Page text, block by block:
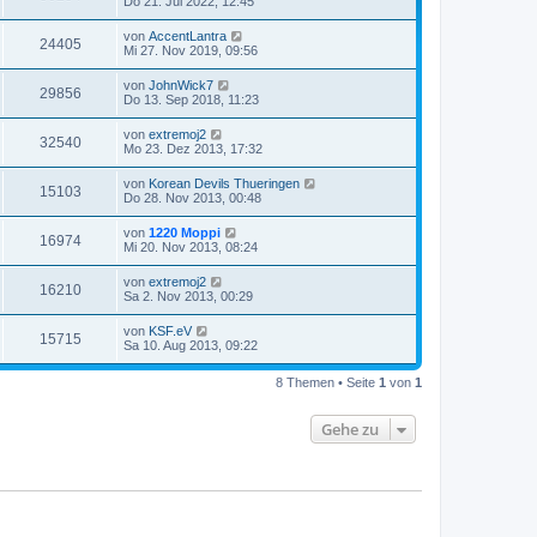
24405 von AccentLantra
Mi 27. Nov 2019, 09:56
29856 von JohnWick7
Do 13. Sep 2018, 11:23
32540 von extremoj2
Mo 23. Dez 2013, 17:32
15103 von Korean Devils Thueringen
Do 28. Nov 2013, 00:48
16974 von 1220 Moppi
Mi 20. Nov 2013, 08:24
16210 von extremoj2
Sa 2. Nov 2013, 00:29
15715 von KSF.eV
Sa 10. Aug 2013, 09:22
8 Themen • Seite 1 von 1
Gehe zu